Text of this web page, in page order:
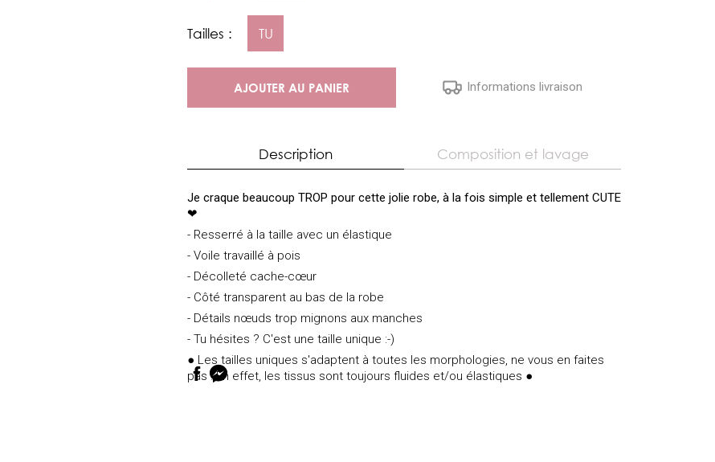
Tailles : TU
AJOUTER AU PANIER Informations livraison
Description Composition et lavage
Je craque beaucoup TROP pour cette jolie robe, à la fois simple et tellement CUTE
❤
- Resserré à la taille avec un élastique
- Voile travaillé à pois
- Décolleté cache-cœur
- Côté transparent au bas de la robe
- Détails nœuds trop mignons aux manches
- Tu hésites ? C'est une taille unique :-)
● Les tailles uniques s'adaptent à toutes les morphologies, ne vous en faites
pas ! En effet, les tissus sont toujours fluides et/ou élastiques ●